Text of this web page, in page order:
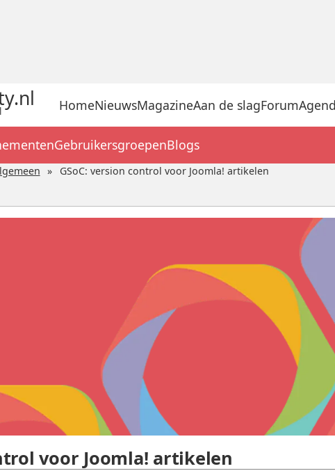
HomeNieuwsMagazineAan de slagForum
GebruikersgroepenBlogs
GSoC: version control voor Joomla! artikelen
voor Joomla! artikelen